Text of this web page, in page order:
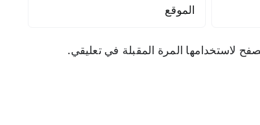
لاستخدامها المرة المقبلة في تعليقي.